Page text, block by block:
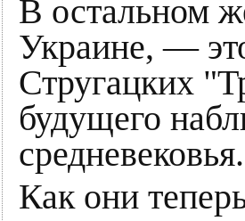
В остальном
Украине, —
Стругацких
будущего
средневековья.
Как они